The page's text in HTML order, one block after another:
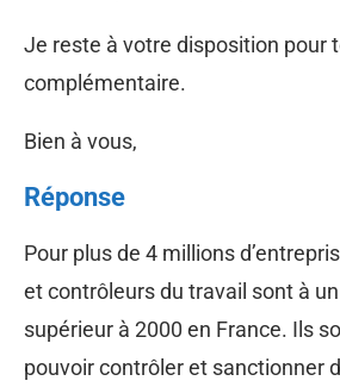
Je reste à votre disposition pour
complémentaire.
Bien à vous,
Réponse
Pour plus de 4 millions
et contrôleurs du travail sont à
supérieur à 2000 en France. Ils
pouvoir contrôler et sanctionner